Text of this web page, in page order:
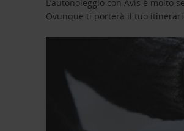
L’autonoleggio con Avis è
Ovunque ti porterà il tuo